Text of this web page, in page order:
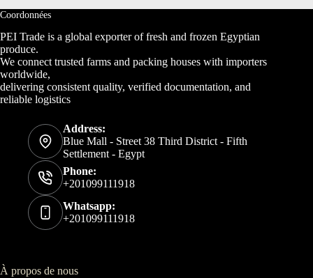
Coordonnées
PEI Trade is a global exporter of fresh and frozen Egyptian
produce.
We connect trusted farms and packing houses with importers
worldwide,
delivering consistent quality, verified documentation, and
reliable logistics
Address:
Blue Mall - Street 38 Third District - Fifth
Settlement - Egypt
Phone:
+201099111918
Whatsapp:
+201099111918
À propos de nous